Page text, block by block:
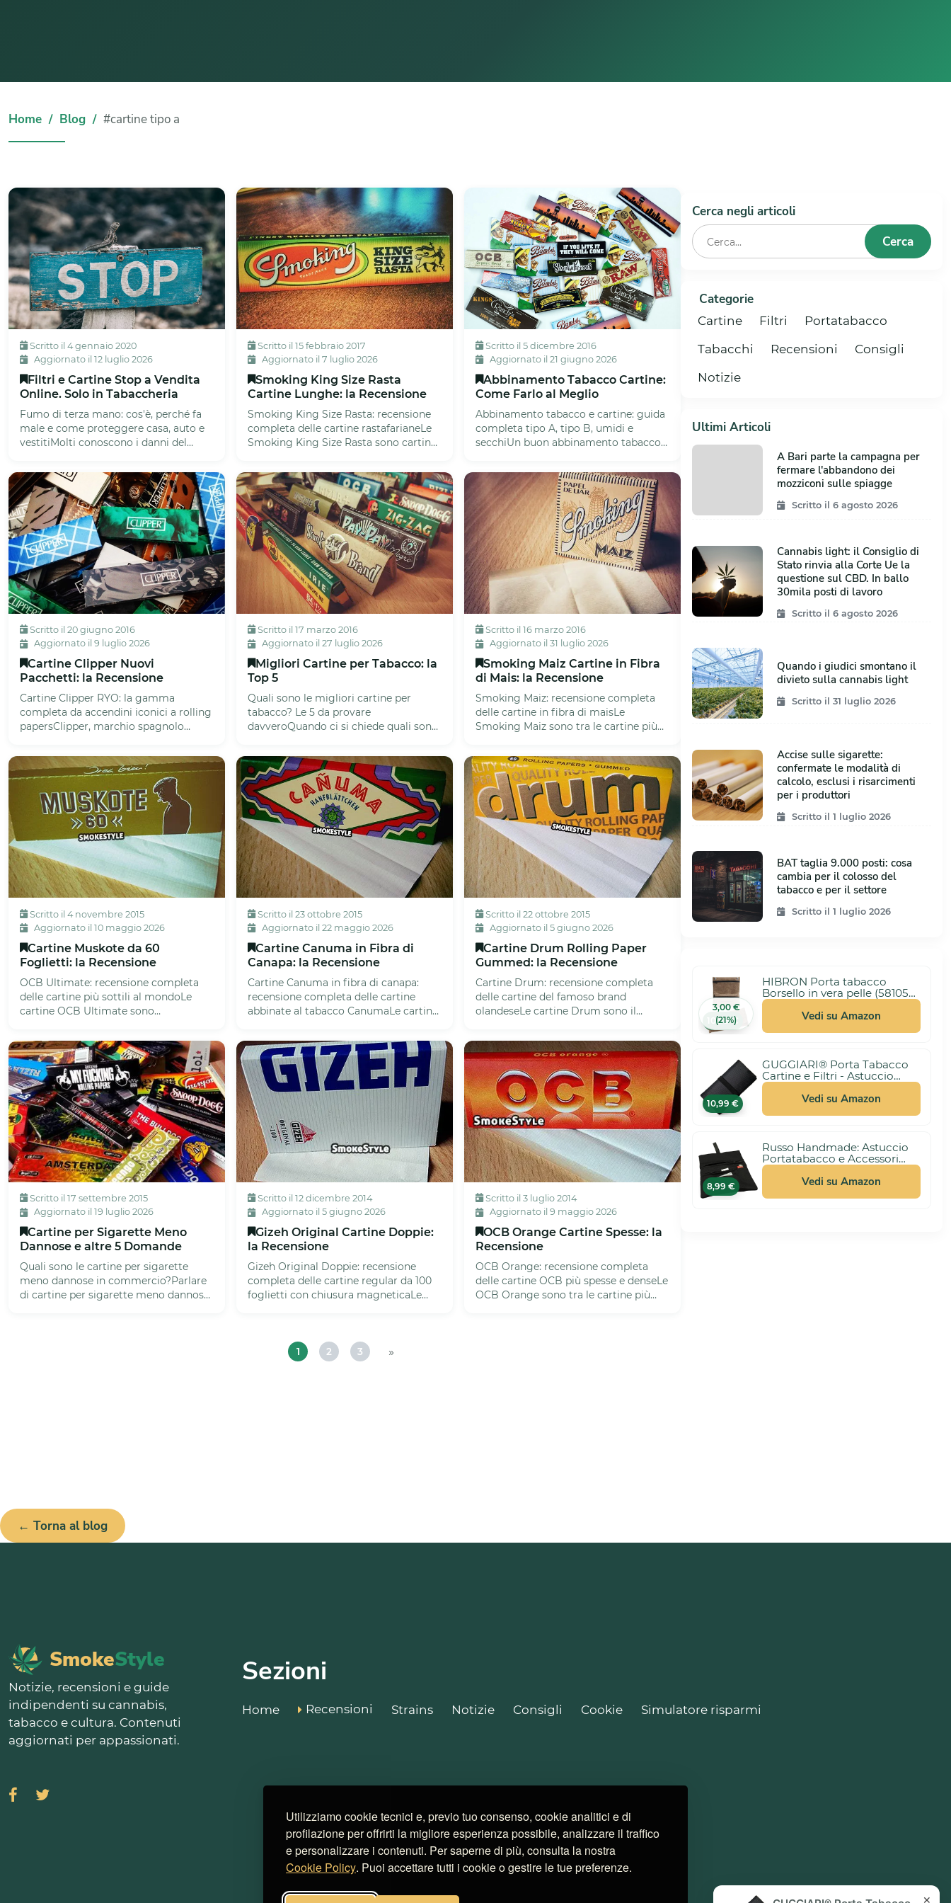
Utilizziamo cookie tecnici e, previo tuo consenso, cookie analitici e di
profilazione per offrirti la migliore esperienza possibile, analizzare il traffico
e personalizzare i contenuti. Per saperne di più, consulta la nostra
Cookie Policy. Puoi accettare tutti i cookie o gestire le tue preferenze.
Home Blog #cartine tipo a
Scritto il 4 gennaio 2020
Aggiornato il 12 luglio 2026
Filtri e Cartine Stop a Vendita
Online. Solo in Tabaccheria
Fumo di terza mano: cos'è, perché fa
male e come proteggere casa, auto e
vestitiMolti conoscono i danni del
Scritto il 15 febbraio 2017
Aggiornato il 7 luglio 2026
Smoking King Size Rasta
Cartine Lunghe: la Recensione
Smoking King Size Rasta: recensione
completa delle cartine rastafarianeLe
Smoking King Size Rasta sono cartine
Scritto il 5 dicembre 2016
Aggiornato il 21 giugno 2026
Abbinamento Tabacco Cartine:
Come Farlo al Meglio
Abbinamento tabacco e cartine: guida
completa tipo A, tipo B, umidi e
secchiUn buon abbinamento tabacco e
Scritto il 20 giugno 2016
Aggiornato il 9 luglio 2026
Cartine Clipper Nuovi
Pacchetti: la Recensione
Cartine Clipper RYO: la gamma
completa da accendini iconici a rolling
papersClipper, marchio spagnolo
Scritto il 17 marzo 2016
Aggiornato il 27 luglio 2026
Migliori Cartine per Tabacco: la
Top 5
Quali sono le migliori cartine per
tabacco? Le 5 da provare
davveroQuando ci si chiede quali sono
Scritto il 16 marzo 2016
Aggiornato il 31 luglio 2026
Smoking Maiz Cartine in Fibra
di Mais: la Recensione
Smoking Maiz: recensione completa
delle cartine in fibra di maisLe
Smoking Maiz sono tra le cartine più
Scritto il 4 novembre 2015
Aggiornato il 10 maggio 2026
Cartine Muskote da 60
Foglietti: la Recensione
OCB Ultimate: recensione completa
delle cartine più sottili al mondoLe
cartine OCB Ultimate sono
mo...
Scritto il 23 ottobre 2015
Aggiornato il 22 maggio 2026
Cartine Canuma in Fibra di
Canapa: la Recensione
Cartine Canuma in fibra di canapa:
recensione completa delle cartine
abbinate al tabacco CanumaLe cartine
Scritto il 22 ottobre 2015
Aggiornato il 5 giugno 2026
Cartine Drum Rolling Paper
Gummed: la Recensione
Cartine Drum: recensione completa
delle cartine del famoso brand
olandeseLe cartine Drum sono il
tabacco...
Scritto il 17 settembre 2015
Aggiornato il 19 luglio 2026
Cartine per Sigarette Meno
Dannose e altre 5 Domande
Quali sono le cartine per sigarette
meno dannose in commercio?Parlare
di cartine per sigarette meno dannose
Scritto il 12 dicembre 2014
Aggiornato il 5 giugno 2026
Gizeh Original Cartine Doppie:
la Recensione
Gizeh Original Doppie: recensione
completa delle cartine regular da 100
foglietti con chiusura magneticaLe
Scritto il 3 luglio 2014
Aggiornato il 9 maggio 2026
OCB Orange Cartine Spesse: la
Recensione
OCB Orange: recensione completa
delle cartine OCB più spesse e denseLe
OCB Orange sono tra le cartine più
1
Pagina
2
Pagina
3
Pagina
»
Cerca negli articoli
Cerca
Categorie
Cartine Filtri
Portatabacco
Tabacchi
Recensioni
Consigli
Notizie
Ultimi Articoli
A Bari parte la campagna per
fermare l'abbandono dei
mozziconi sulle spiagge
Scritto il 6 agosto 2026
Cannabis light: il Consiglio di
Stato rinvia alla Corte Ue la
questione sul CBD. In ballo
30mila posti di lavoro
Scritto il 6 agosto 2026
Quando i giudici smontano il
divieto sulla cannabis light
Scritto il 31 luglio 2026
Accise sulle sigarette:
confermate le modalità di
calcolo, esclusi i risarcimenti
per i produttori
Scritto il 1 luglio 2026
BAT taglia 9.000 posti: cosa
cambia per il colosso del
tabacco e per il settore
Scritto il 1 luglio 2026
10,99 €
3,00 €
(21%)
HIBRON Porta tabacco
Borsello in vera pelle (58105
Marrone)
Vedi su Amazon
10,99 €
GUGGIARI® Porta Tabacco
Cartine e Filtri - Astuccio
Portatabacco in Tessuto
Realizzato a Mano - Porta
Tabacco Donna/Uomo
Vedi su Amazon
8,99 €
Russo Handmade: Astuccio
Portatabacco e Accessori
Artigianale in Tessuto.
Uomo/Donna con Doppia
Cerniera per Tabacco e Filtri,
Vedi su Amazon
← Torna al blog
SmokeStyle
Notizie, recensioni e guide
indipendenti su cannabis,
tabacco e cultura. Contenuti
aggiornati per appassionati.
Sezioni
Home Recensioni Strains Notizie Consigli Cookie Simulatore risparmi
✕